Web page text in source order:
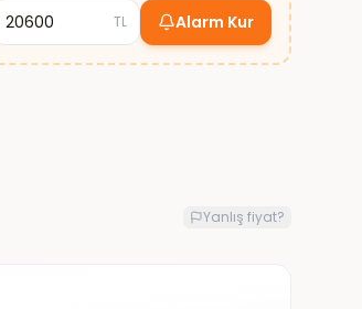
TL Alarm Kur
Yanlış fiyat?